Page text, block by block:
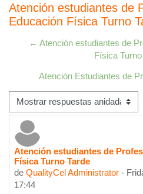
Atención estudiantes de
Educación Física Turno
← Atención estudiantes de
Física
Atención Estudiantes de
Mostrar modo
Atención estudiantes de
Física Turno Tarde
de QualityCel Administrator -
17:44
Número de respuestas: 0